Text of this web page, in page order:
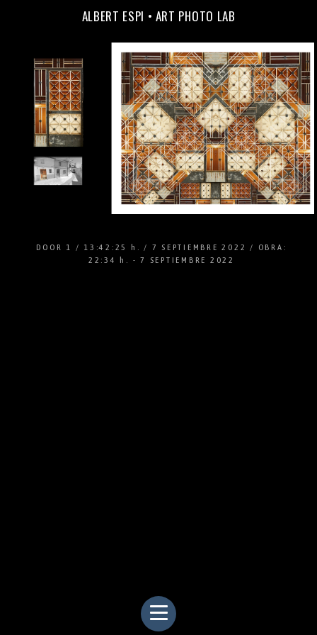
ALBERT ESPI • ART PHOTO LAB
DOOR 1 / 13:42:25 h. / 7 SEPTIEMBRE 2022 / OBRA:
22:34 h. - 7 SEPTIEMBRE 2022